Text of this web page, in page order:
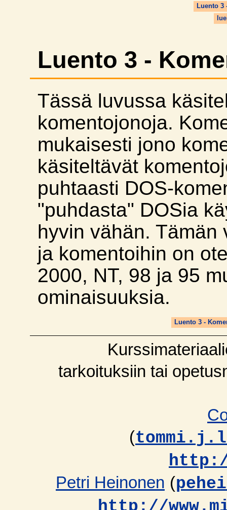
Luento 3
Luento 3 -
Tässä luvussa
komentojonoja.
mukaisesti jono
käsiteltävät
puhtaasti DOS-
"puhdasta" DOSia
hyvin vähän. Tämän
ja komentoihin on
2000, NT, 98 ja 95
ominaisuuksia.
Luento 3 -
tarkoituksiin tai
(
Petri Heinonen (